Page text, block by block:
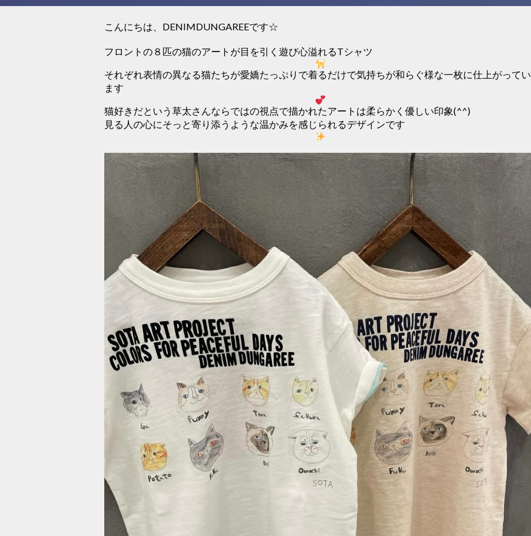
こんにちは、DENIMDUNGAREEです☆
フロントの８匹の猫のアートが目を引く遊び心溢れるTシャツ
それぞれ表情の異なる猫たちが愛嬌たっぷりで着るだけで気持ちが和らぐ様な一枚に仕上がってい
ます
猫好きだという草太さんならではの視点で描かれたアートは柔らかく優しい印象(^^)
見る人の心にそっと寄り添うような温かみを感じられるデザインです